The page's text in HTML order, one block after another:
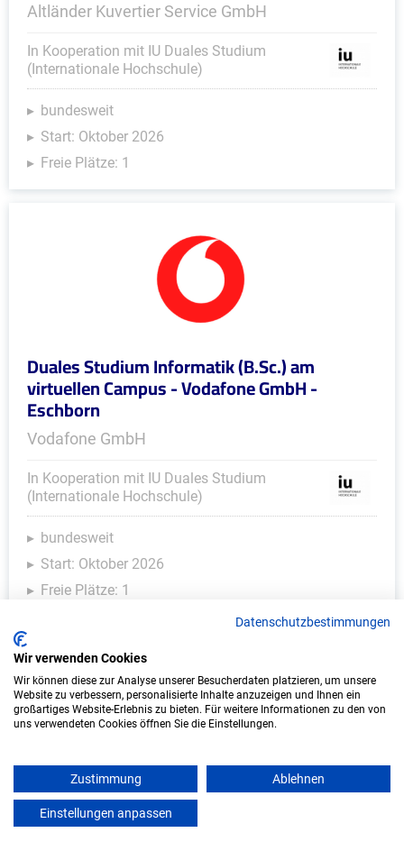
Altländer Kuvertier Service GmbH
In Kooperation mit IU Duales Studium
(Internationale Hochschule)
bundesweit
Start: Oktober 2026
Freie Plätze: 1
Duales Studium Informatik (B.Sc.) am
virtuellen Campus - Vodafone GmbH -
Eschborn
Vodafone GmbH
In Kooperation mit IU Duales Studium
(Internationale Hochschule)
bundesweit
Start: Oktober 2026
Freie Plätze: 1
Duales Studium Wirtschaftsinformatik
(B.Sc.) am virtuellen Campus - Vodafone
GmbH - Eschborn
Datenschutzbestimmungen
Wir verwenden Cookies
Wir können diese zur Analyse unserer Besucherdaten platzieren, um unsere
Website zu verbessern, personalisierte Inhalte anzuzeigen und Ihnen ein
großartiges Website-Erlebnis zu bieten. Für weitere Informationen zu den von
uns verwendeten Cookies öffnen Sie die Einstellungen.
Zustimmung Ablehnen
Einstellungen anpassen